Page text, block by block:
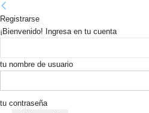
Registrarse
¡Bienvenido! Ingresa en tu cuenta
tu nombre de usuario
tu contraseña